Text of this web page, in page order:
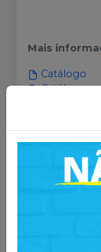
Mais
Catálogo
Catálogo
Você
desses